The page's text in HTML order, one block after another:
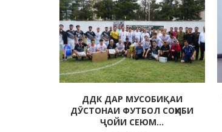
ДДК ДАР МУСОБИҚАИ
ДӮСТОНАИ ФУТБОЛ СОҲИБИ
ҶОЙИ СЕЮМ...